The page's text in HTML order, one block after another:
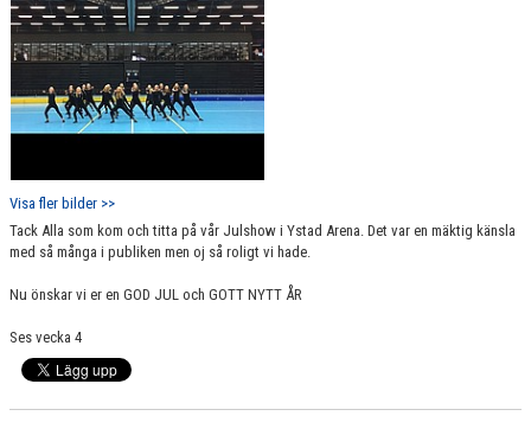
Visa fler bilder >>
Tack Alla som kom och titta på vår Julshow i Ystad Arena. Det var en mäktig känsla
med så många i publiken men oj så roligt vi hade.
Nu önskar vi er en GOD JUL och GOTT NYTT ÅR
Ses vecka 4